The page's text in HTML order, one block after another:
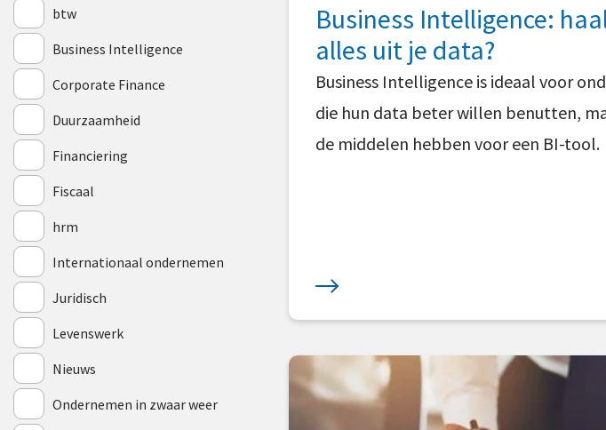
btw
Business Intelligence
Corporate Finance
Duurzaamheid
Financiering
Fiscaal
hrm
Internationaal ondernemen
Juridisch
Levenswerk
Nieuws
Ondernemen in zwaar weer
Business Intelligence:
alles uit je data?
Business Intelligence is ideaal voor
die hun data beter willen benutten,
de middelen hebben voor een BI-tool.